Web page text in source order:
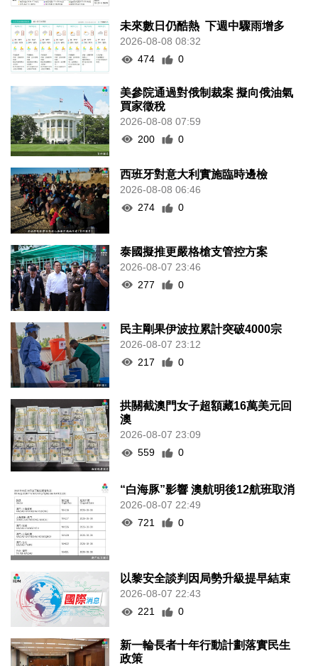
未來數日仍酷熱 下週中驟雨增多
2026-08-08 08:32
474
0
美參院通過對俄制裁案 擬向俄油氣
買家徵稅
2026-08-08 07:59
200
0
西班牙對意大利實施臨時邊檢
2026-08-08 06:46
274
0
泰國擬推更嚴格槍支管控方案
2026-08-07 23:46
277
0
民主剛果伊波拉累計突破4000宗
2026-08-07 23:12
217
0
拱關截澳門女子超額藏16萬美元回
澳
2026-08-07 23:09
559
0
“白海豚”影響 澳航明後12航班取消
2026-08-07 22:49
721
0
以黎安全談判因局勢升級提早結束
2026-08-07 22:43
221
0
新一輪長者十年行動計劃落實民生
政策